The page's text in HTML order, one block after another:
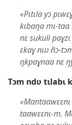
«Pɩtɩla yɔ
kɩbaŋa mɩ-taa
nɛ sukuli
ɛkaɣ nɩʋ ñɔ-
ŋkpaɣnaa nɛ
Tɔm ndʋ tɩlabɩ
taawɛɛnɩ-m.